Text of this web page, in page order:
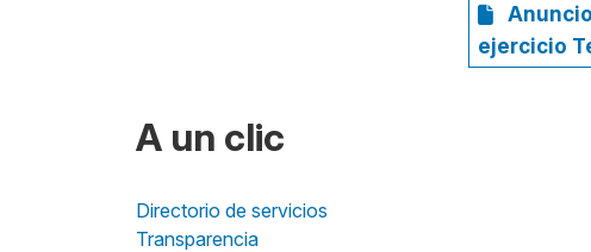
ejercicio
A un clic
Directorio de servicios
Transparencia